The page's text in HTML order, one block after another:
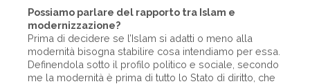
Possiamo parlare del rapporto tra Islam e
modernizzazione?
Prima di decidere se l’Islam si adatti o meno alla
modernità bisogna stabilire cosa intendiamo per essa.
Definendola sotto il profilo politico e sociale, secondo
me la modernità è prima di tutto lo Stato di diritto, che